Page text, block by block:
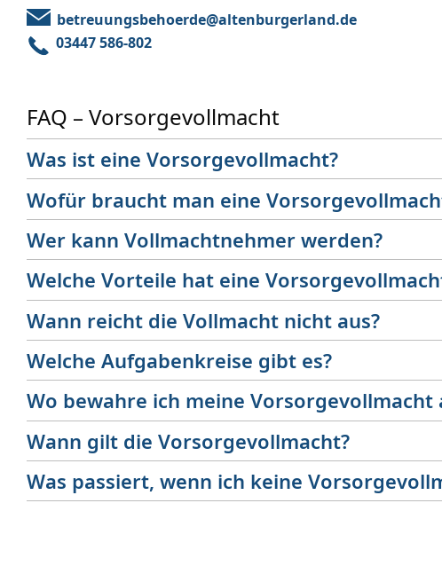
betreuungsbehoerde@altenburgerland.de
03447 586-802
FAQ – Vorsorgevollmacht
Was ist eine Vorsorgevollmacht?
Wofür braucht man eine
Wer kann Vollmachtnehmer werden?
Welche Vorteile hat eine
Wann reicht die Vollmacht nicht aus?
Welche Aufgabenkreise gibt es?
Wo bewahre ich meine Vorsorgevollmacht
Wann gilt die Vorsorgevollmacht?
Was passiert, wenn ich keine